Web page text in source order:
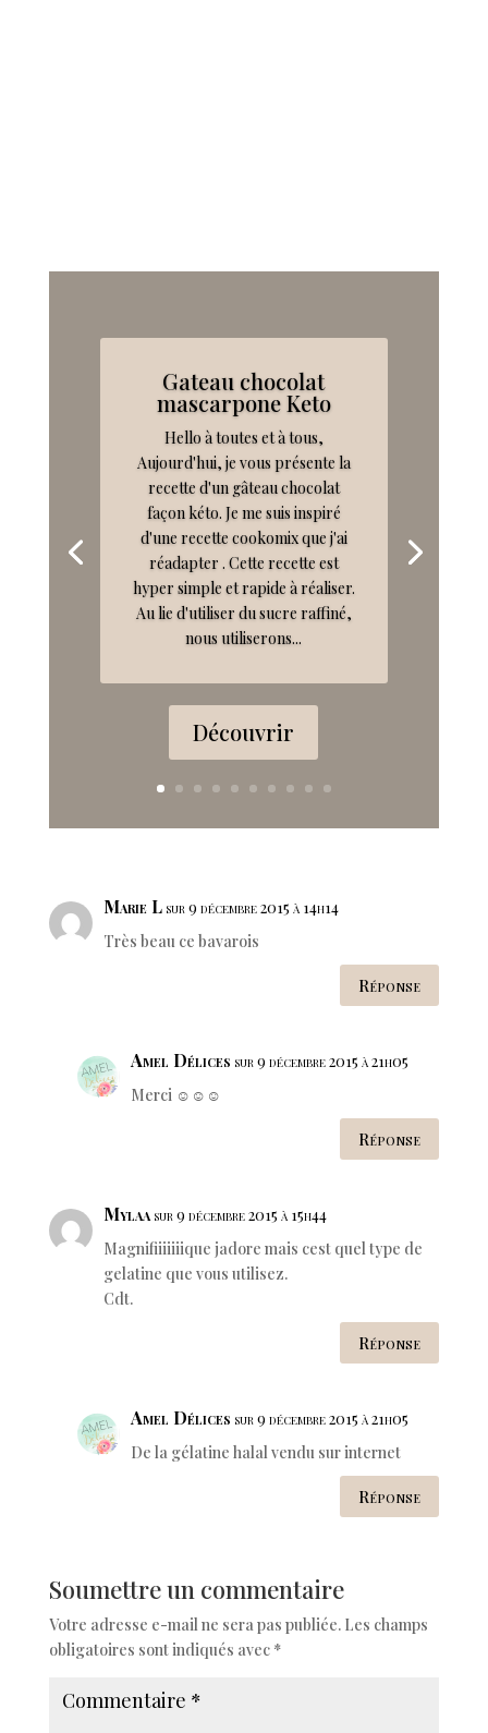
Gateau chocolat
mascarpone Keto
Hello à toutes et à tous,
Aujourd'hui, je vous présente la
recette d'un gâteau chocolat
façon kéto. Je me suis inspiré
d'une recette cookomix que j'ai
réadapter . Cette recette est
hyper simple et rapide à réaliser.
Au lie d'utiliser du sucre raffiné,
nous utiliserons...
Découvrir
Marie L sur 9 décembre 2015 à 14h14
Très beau ce bavarois
Réponse
Amel Délices sur 9 décembre 2015 à 21h05
Merci ☺️☺️☺️
Réponse
Mylaa sur 9 décembre 2015 à 15h44
Magnifiiiiiiique jadore mais cest quel type de
gelatine que vous utilisez.
Cdt.
Réponse
Amel Délices sur 9 décembre 2015 à 21h05
De la gélatine halal vendu sur internet
Réponse
Soumettre un commentaire
Votre adresse e-mail ne sera pas publiée. Les champs
obligatoires sont indiqués avec *